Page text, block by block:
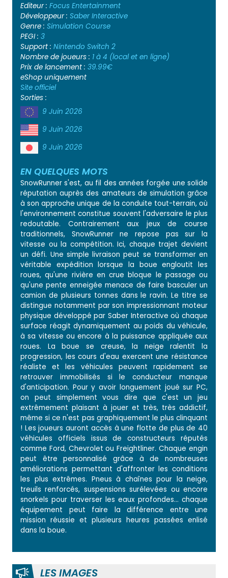
Editeur : Focus Entertainment
Développeur : Saber Interactive
Genre : Simulation Course
PEGI : 3
Support : Nintendo Switch 2
Nombre de joueurs : 1 à 4 (local et en ligne)
Prix de lancement : 39.99€
eShop uniquement
Site officiel
Sorties :
9 Juin 2026
9 Juin 2026
9 Juin 2026
EN QUELQUES MOTS
SnowRunner s'est, au fil des années forgée une solide
réputation auprès des amateurs de simulation grâce
à son approche unique de la conduite tout-terrain, où
l'environnement constitue souvent l'adversaire le plus
redoutable. Contrairement aux jeux de course
traditionnels, SnowRunner ne repose pas sur la
vitesse ou la compétition. Ici, chaque trajet devient
un défi. Une simple livraison peut se transformer en
véritable expédition lorsque la boue engloutit les
roues, qu'une rivière en crue bloque le passage ou
qu'une pente enneigée menace de faire basculer un
camion de plusieurs tonnes dans le ravin. Le titre se
distingue notamment par son impressionnant moteur
physique développé par Saber Interactive où chaque
surface réagit dynamiquement au poids du véhicule,
à sa vitesse ou encore à la puissance appliquée aux
roues. La boue se creuse, la neige ralentit la
progression, les cours d'eau exercent une résistance
réaliste et les véhicules peuvent rapidement se
retrouver immobilisés si le conducteur manque
d'anticipation. Pour y avoir longuement joué sur PC,
on peut simplement vous dire que c'est un jeu
extrêmement plaisant à jouer et très, très addictif,
même si ce n'est pas graphiquement le plus clinquant
! Les joueurs auront accès à une flotte de plus de 40
véhicules officiels issus de constructeurs réputés
comme Ford, Chevrolet ou Freightliner. Chaque engin
peut être personnalisé grâce à de nombreuses
améliorations permettant d'affronter les conditions
les plus extrêmes. Pneus à chaînes pour la neige,
treuils renforcés, suspensions surélevées ou encore
snorkels pour traverser les eaux profondes... chaque
équipement peut faire la différence entre une
mission réussie et plusieurs heures passées enlisé
dans la boue.
LES IMAGES